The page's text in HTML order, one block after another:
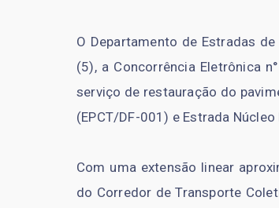
O Departamento de Estradas
(5), a Concorrência Eletrônica
serviço de restauração do
(EPCT/DF-001) e Estrada
Com uma extensão linear
do Corredor de Transporte